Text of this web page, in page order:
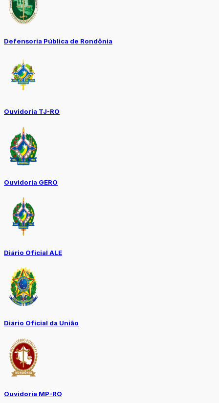
Defensoria Pública de Rondônia
Ouvidoria TJ-RO
Ouvidoria GERO
Diário Oficial ALE
Diário Oficial da União
Ouvidoria MP-RO